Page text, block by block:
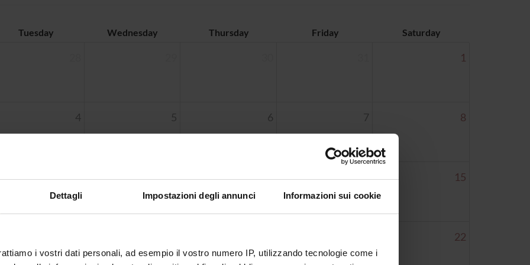
Dettagli Impostazioni degli annunci Informazioni sui cookie
i vostri dati personali, ad esempio il vostro numero IP, utilizzando tecnologie come i
Tuesday Wednesday Thursday Friday Saturday
1
4 5 6 7 8
11 12 13 14 15
22